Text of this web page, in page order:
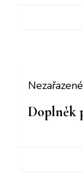
Nezařazené
Doplněk